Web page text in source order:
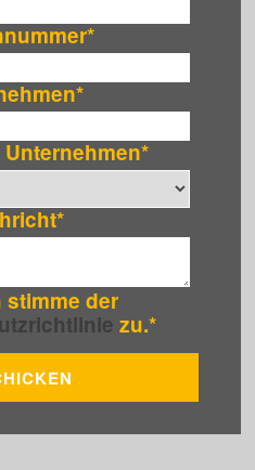
*
*
*
*
stimme der
zu.*